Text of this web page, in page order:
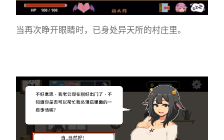
当再次睁开眼睛时，已身处异天所的村庄里。